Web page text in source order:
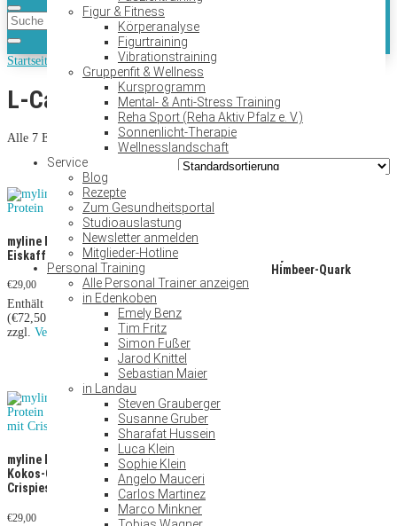
Figur & Fitness
Körperanalyse
Figurtraining
Vibrationstraining
Gruppenfit & Wellness
Kursprogramm
Mental- & Anti-Stress Training
Reha Sport (Reha Aktiv Pfalz e. V.)
Sonnenlicht-Therapie
Wellnesslandschaft
Service
Blog
Rezepte
Zum Gesundheitsportal
Studioauslastung
Newsletter anmelden
Mitglieder-Hotline
Personal Training
Alle Personal Trainer anzeigen
in Edenkoben
Emely Benz
Tim Fritz
Simon Fußer
Jarod Knittel
Sebastian Maier
in Landau
Steven Grauberger
Susanne Gruber
Sharafat Hussein
Luca Klein
Sophie Klein
Angelo Mauceri
Carlos Martinez
Marco Minkner
Startseite / L-Carnitin Eiweiß
L-Carnitin Eiweiß
Alle 7 Ergebnisse werden angezeigt
myline Eiweiß Protein
Eiskaffee
€29,00
Enthält 19% MwSt.
(€72,50
zzgl. Versand
myline Eiweiß Protein
Haselnuss
€29,00
Enthält 19% MwSt.
(€72,50/ 1000 g)
zzgl.
Himbeer-Quark
myline Eiweiß Protein
Kokos-Quark mit
Crispies
€29,00
myline Eiweiß Protein
Schokolade
€29,00
Enthält 19% MwSt.
(€72,50/ 1000 g)